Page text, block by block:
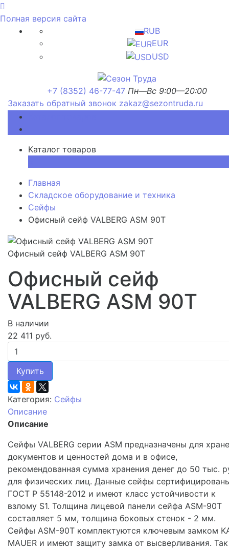
Полная версия сайта
RUB
EUR
USD
+7 (8352) 46-77-47 Пн—Вс 9:00—20:00
Заказать обратный звонок zakaz@sezontruda.ru
Каталог товаров
Главная
Складское оборудование и техника
Сейфы
Офисный сейф VALBERG ASM 90Т
Офисный сейф VALBERG ASM 90Т
Офисный сейф
VALBERG ASM 90Т
В наличии
22 411 руб.
Купить
Категория: Сейфы
Описание
Описание
Сейфы VALBERG серии ASM предназначены для
документов и ценностей дома и в офисе,
рекомендованная сумма хранения денег до 50 тыс.
для физических лиц. Данные сейфы
ГОСТ Р 55148-2012 и имеют класс устойчивости к
взлому S1. Толщина лицевой панели сейфа ASM-90Т
составляет 5 мм, толщина боковых стенок - 2 мм.
Сейфы ASM-90Т комплектуются ключевым замком
MAUER и имеют защиту замка от высверливания.